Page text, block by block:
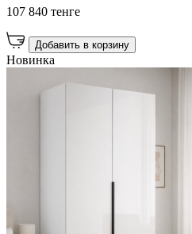
107 840 тенге
Добавить в корзину
Новинка